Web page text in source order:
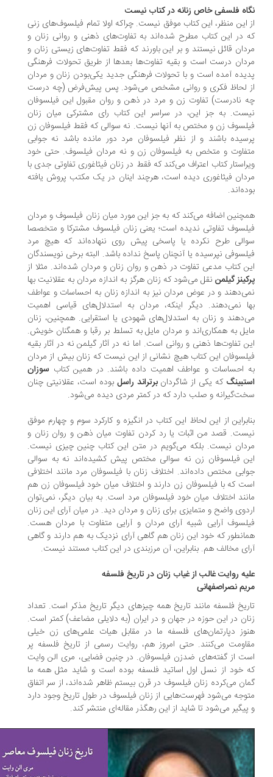
فلسفی خاص زنانه در کتاب نیست
این منظر، این کتاب موفق نیست. چراکه اولا تمام فیلسوف‌های زنی
در این کتاب مطرح شده‌اند به تفاوت‌های ذهنی و روانی زنان و
قائل نیستند و بر این باورند که فقط تفاوت‌های زیستی زنان و
درست است و بقیه تفاوت‌ها بعدها از طریق تحولات فرهنگی
آمده است و با تحولات فرهنگی جدید یکی‌بودن زنان و مردان
لحاظ فکری و روانی مشخص می‌شود. پس پیش‌فرض (چه درست
نادرست) تفاوت زن و مرد در ذهن و روان مقبول این فیلسوفان
به جز این، در سراسر این کتاب رای مشترکی میان زنان
زن و مختص به آنها نیست. نه سوالی که فقط فیلسوفان زن
باشند و از نظر فیلسوفان مرد دور مانده باشد نه جوابی
و متخص به فیلسوفان زن و نه مردان فیلسوف. حتی خود
کتاب اعتراف می‌کند که فقط در زنان فیثاغوری تفاوتی جدی با
فیثاغوری دیده است، هرچند اینان در یک مکتب پروش یافته
اضافه می‌کند که به جز این مورد میان زنان فیلسوف و مردان
تفاوتی ندیده است؛ یعنی زنان فیلسوف مشترکا و متخصصا
طرح نکرده‌ یا پاسخی پیش روی ننهاده‌اند که هیچ مرد
نپرسیده یا آنچنان پاسخ نداده باشد. البته برخی نویسندگان
کتاب مدعی تفاوت در ذهن و روان زنان و مردان شده‌اند. مثلا از
گیلمننقل می‌شود که زنان هرگز به اندازه مردان به عقلانیت بها
و در عوض مردان نیز به اندازه زنان به احساسات و عواطف
نمی‌دهند. دیگر اینکه، مردان به استدلال‌های قیاسی اهمیت
و زنان به استدلال‌های شهودی یا استقرایی. همچنین، زنان
به همکاری‌اند و مردان مایل به تسلط بر رقبا و همگنان خویش.
تفاوت‌ها ذهنی و روانی است. اما نه در آثار گیلمن نه در آثار بقیه
این کتاب هیچ نشانی از این نیست که زنان بیش از مردان
احساسات و عواطف اهمیت داده باشند. در همین کتاب سوزان
که یکی از شاگردانبرتراند راسلبوده‌ است، عقلانیتی چنان
و صلب دارد که در کمتر مردی دیده می‌شود.
از این لحاظ این کتاب در انگیزه و کارکرد سوم و چهارم موفق
قصد من اثبات یا رد کردن تفاوت میان ذهن و روان زنان و
نیست. بلکه می‌گویم در متن این کتاب چنین چیزی نیست.
فیلسوفان زن نه سوالی مختص پیش کشیده‌اند نه به سوالی
مختص داده‌اند. اختلاف زنان با فیلسوفان مرد مانند اختلافی
که با فیلسوفان زن دارند و اختلاف میان خود فیلسوفان زن هم
اختلاف میان خود فیلسوفان مرد است. به بیان دیگر، نمی‌توان
واضح و متمایزی برای زنان و مردان دید. در میان آرای این زنان
آرایی شبیه آرای مردان و آرایی متفاوت با مردان هست.
که خود این زنان هم گاهی آرای نزدیک به هم دارند و گاهی
مخالف هم. بنابراین، آن مرزبندی در این کتاب مستند نیست.
روایت غالب از غیاب زنان در تاریخ فلسفه
نصراصفهانی
فلسفه مانند تاریخ همه‌ چیزهای دیگر تاریخ مذکر است. تعداد
در این حوزه در جهان و در ایران (به دلایلی مضاعف) کمتر است.
دپارتمان‌های فلسفه ما در مقابل هیات علمی‌های زن خیلی
می‌کنند. حتی امروز هم، روایت رسمی از تاریخ فلسفه پر
از گفته‌های ضدزن فیلسوفان. در چنین فضایی، مری الن وایت
خود از نسل اول اساتید فلسفه بوده است و شاید مثل همه ما
می‌کرده زنان فیلسوف در قرن بیستم ظاهر شده‌اند، از سر اتفاق
می‌شود فهرست‌هایی از زنان فیلسوف در طول تاریخ وجود دارد
می‌شود تا شاید از این رهگذر مقاله‌ای منتشر کند.